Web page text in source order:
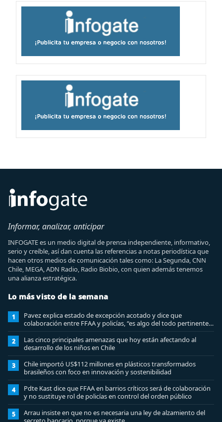
Informar, analizar, anticipar
INFOGATE es un medio digital de prensa independiente, informativo,
serio y creíble, así dan cuenta las referencias a notas periodística que
hacen otros medios de comunicación tales como: La Segunda, CNN
Chile, MEGA, ADN Radio, Radio Biobio, con quien además tenemos
una alianza estratégica.
Lo más visto de la semana
1
Pavez explica estado de excepción acotado y dice que
colaboración entre FFAA y policías, “es algo del todo pertinente
analizar”
2
Las cinco principales amenazas que hoy están afectando al
desarrollo de los niños en Chile
3
Chile importó US$112 millones en plásticos transformados
brasileños con foco en innovación y sostenibilidad
4
Pdte Kast dice que FFAA en barrios críticos será de colaboración
y no sustituye rol de policías en control del orden público
5
Arrau insiste en que no es necesaria una ley de alzamiento del